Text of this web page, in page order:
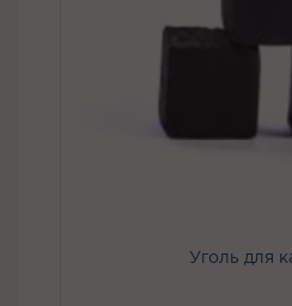
Уголь для